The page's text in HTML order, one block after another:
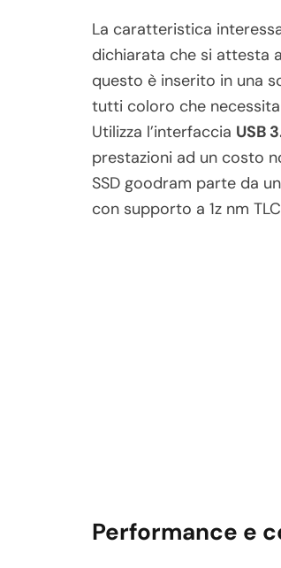
La caratteristica
dichiarata che si attesta a
questo è inserito in una
tutti coloro che
Utilizza l’interfaccia USB
prestazioni ad un costo
SSD goodram parte da
con supporto a 1z nm
Performance e